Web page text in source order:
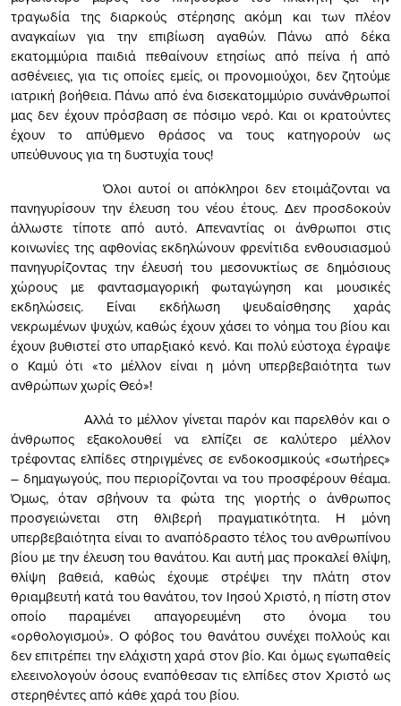
τραγωδία της διαρκούς στέρησης ακόμη και των πλέον
αναγκαίων για την επιβίωση αγαθών. Πάνω από δέκα
εκατομμύρια παιδιά πεθαίνουν ετησίως από πείνα ή από
ασθένειες, για τις οποίες εμείς, οι προνομιούχοι, δεν ζητούμε
ιατρική βοήθεια. Πάνω από ένα δισεκατομμύριο συνάνθρωποί
μας δεν έχουν πρόσβαση σε πόσιμο νερό. Και οι κρατούντες
έχουν το απύθμενο θράσος να τους κατηγορούν ως
υπεύθυνους για τη δυστυχία τους!
Όλοι αυτοί οι απόκληροι δεν ετοιμάζονται να
πανηγυρίσουν την έλευση του νέου έτους. Δεν προσδοκούν
άλλωστε τίποτε από αυτό. Απεναντίας οι άνθρωποι στις
κοινωνίες της αφθονίας εκδηλώνουν φρενίτιδα ενθουσιασμού
πανηγυρίζοντας την έλευσή του μεσονυκτίως σε δημόσιους
χώρους με φαντασμαγορική φωταγώγηση και μουσικές
εκδηλώσεις. Είναι εκδήλωση ψευδαίσθησης χαράς
νεκρωμένων ψυχών, καθώς έχουν χάσει το νόημα του βίου και
έχουν βυθιστεί στο υπαρξιακό κενό. Και πολύ εύστοχα έγραψε
ο Καμύ ότι «το μέλλον είναι η μόνη υπερβεβαιότητα των
ανθρώπων χωρίς Θεό»!
Αλλά το μέλλον γίνεται παρόν και παρελθόν και ο
άνθρωπος εξακολουθεί να ελπίζει σε καλύτερο μέλλον
τρέφοντας ελπίδες στηριγμένες σε ενδοκοσμικούς «σωτήρες»
– δημαγωγούς, που περιορίζονται να του προσφέρουν θέαμα.
Όμως, όταν σβήνουν τα φώτα της γιορτής ο άνθρωπος
προσγειώνεται στη θλιβερή πραγματικότητα. Η μόνη
υπερβεβαιότητα είναι το αναπόδραστο τέλος του ανθρωπίνου
βίου με την έλευση του θανάτου. Και αυτή μας προκαλεί θλίψη,
θλίψη βαθειά, καθώς έχουμε στρέψει την πλάτη στον
θριαμβευτή κατά του θανάτου, τον Ιησού Χριστό, η πίστη στον
οποίο παραμένει απαγορευμένη στο όνομα του
«ορθολογισμού». Ο φόβος του θανάτου συνέχει πολλούς και
δεν επιτρέπει την ελάχιστη χαρά στον βίο. Και όμως εγωπαθείς
ελεεινολογούν όσους εναπόθεσαν τις ελπίδες στον Χριστό ως
στερηθέντες από κάθε χαρά του βίου.